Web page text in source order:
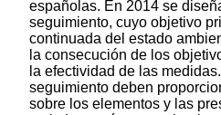
españolas. En 2014 se
seguimiento, cuyo objetivo
continuada del estado
la consecución de los
la efectividad de las
seguimiento deben
sobre los elementos y las